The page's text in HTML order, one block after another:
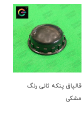
قالپاق پنکه ثانی رنگ
مشکی